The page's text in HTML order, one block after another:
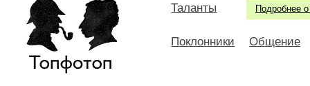
Подробнее о
Таланты
Поклонники Общение